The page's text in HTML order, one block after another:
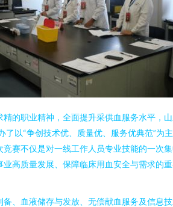
的职业精神，全面提升采供血服务水平，
了以“争创技术优、质量优、服务优典范”为
赛不仅是对一线工作人员专业技能的一次
高质量发展、保障临床用血安全与需求的
、血液储存与发放、无偿献血服务及信息